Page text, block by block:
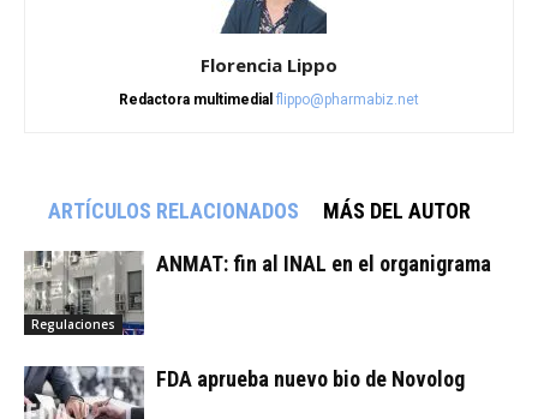
Florencia Lippo
Redactora multimedial flippo@pharmabiz.net
ARTÍCULOS RELACIONADOS MÁS DEL AUTOR
Regulaciones
ANMAT: fin al INAL en el organigrama
FDA aprueba nuevo bio de Novolog